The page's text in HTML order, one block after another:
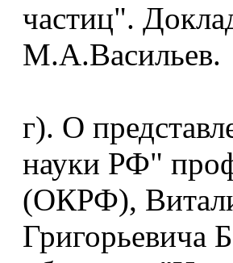
частиц".
М.А.Васильев.
г). О
науки РФ"
(ОКРФ),
Григорьевича